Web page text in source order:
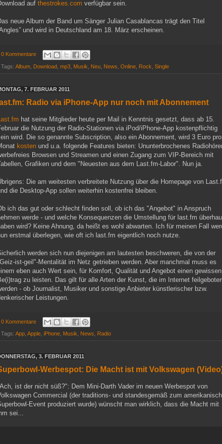
auf thestrokes.com verfügbar sein.
neue Album der Band um Sänger Julian Casablancas trägt den Titel
und wird in Deutschland am 18. März erscheinen.
0 Kommentare
Tags: Album Download mp3 Musik Neu News Online Rock Single
7. FEBRUAR 2011
Radio via iPhone-App nur noch mit Abonnement
hat seine Mitglieder heute per Mail in Kenntnis gesetzt, dass ab 15.
die Nutzung der Radio-Stationen via iPod/iPhone-App kostenpflichtig
wird. Die so genannte Subscription, also ein Abonnement, wird 3 Euro pro
kosten und u.a. folgende Features bieten: Ununterbrochenes
Browsen und Streamen und einen Zugang zum VIP-Bereich mit
Grafiken und dem "Neuesten aus dem Last.fm-Labor". Nun ja.
Die am weitesten verbreitete Nutzung über die Homepage von
die Desktop-App sollen weiterhin kostenfrei bleiben.
ich das gut oder schlecht finden soll, ob ich das "Angebot" in Anspruch
werde - und welche Konsequenzen die Umstellung für last.fm
wird? Keine Ahnung, da heißt es wohl abwarten. Ich für meinen Fall
erstmal überlegen, wie oft ich last.fm eigentlich noch nutze.
werden sich nun diejenigen am lautesten beschweren, die von der
ist-geil"-Mentalität im Netz getrieben werden. Aber manchmal muss es
eben auch Wert sein, für Komfort, Qualität und Angebot einen gewissen
zu leisten. Das gilt für alle Arten der Kunst, die im Internet
- ob Journalist, Musiker und sonstige Anbieter künstlerischer bzw.
Leistungen.
0 Kommentare
Tags: App Apple iPhone Musik News Radio
3. FEBRUAR 2011
Werbespot: Die Macht ist mit Volkswagen
ist der nicht süß?": Dem Mini-Darth Vader im neuen Werbespot von
Commercial (der traditions- und standesgemäß zum
Event produziert wurde) wünscht man wirklich, dass die Macht mit
sei...